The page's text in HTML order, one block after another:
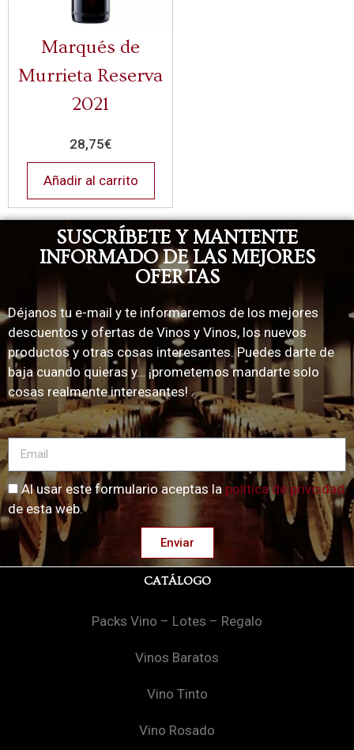
Marqués de
Murrieta Reserva
2021
28,75€
Añadir al carrito
SUSCRÍBETE Y MANTENTE
INFORMADO DE LAS MEJORES
OFERTAS
Déjanos tu e-mail y te informaremos de los mejores
descuentos y ofertas de Vinos y Vinos, los nuevos
productos y otras cosas interesantes. Puedes darte de
baja cuando quieras y… ¡prometemos mandarte solo
cosas realmente interesantes!
Al usar este formulario aceptas la política de privcidad
de esta web.
Enviar
CATÁLOGO
Packs Vino – Lotes – Regalo
Vinos Baratos
Vino Tinto
Vino Rosado